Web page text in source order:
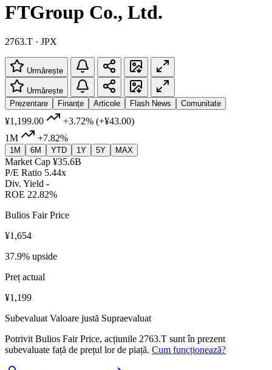
FTGroup Co., Ltd.
2763.T · JPX
Urmărește
Urmărește
Prezentare
Finanțe Articole Flash News Comunitate
¥1,199.00 +3.72% (+¥43.00)
1M
+7.82%
1M 6M YTD 1Y 5Y MAX
Market Cap ¥35.6B
P/E Ratio 5.44x
Div. Yield -
ROE 22.82%
Bulios Fair Price
¥1,654
37.9% upside
Preț actual
¥1,199
Subevaluat Valoare justă Supraevaluat
Potrivit Bulios Fair Price, acțiunile 2763.T sunt în prezent
subevaluate față de prețul lor de piață. Cum funcționează?